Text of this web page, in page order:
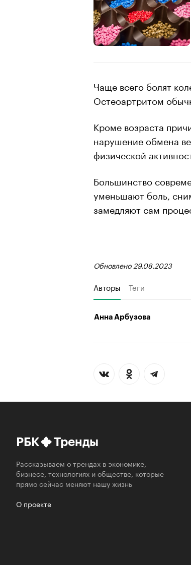
Чаще всего болят
Остеоартритом
Кроме возраста
нарушение обмена
физической
Большинство
уменьшают боль,
замедляют сам
Обновлено 29.08.2023
Авторы Теги
Анна Арбузова
РБК Тренды
Рассказываем о трендах в экономике,
бизнесе, технологиях и обществе, которые
прямо сейчас меняют нашу жизнь
О проекте